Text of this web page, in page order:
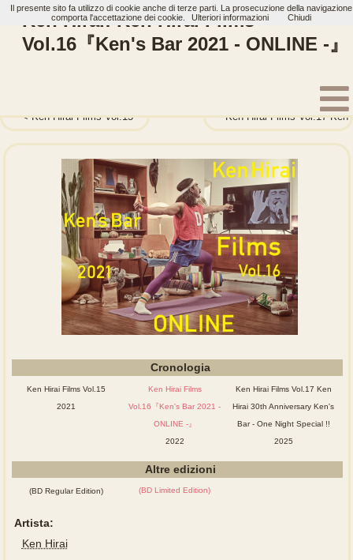
Ken Hirai: Ken Hirai Films
Vol.16『Ken's Bar 2021 - ONLINE -』
Ken Hirai Films Vol.15 Ken Hirai Films Vol.17 Ken
Cronologia
Ken Hirai Films Vol.15
2021
Ken Hirai Films
Vol.16『Ken's Bar 2021 -
ONLINE -』
2022
Ken Hirai Films Vol.17 Ken
Hirai 30th Anniversary Ken's
Bar - One Night Special !!
2025
Altre edizioni
(BD Regular Edition) (BD Limited Edition)
Artista:
Ken Hirai
Il presente sito fa utilizzo di cookie anche di terze parti. La prosecuzione della navigazione
comporta l'accettazione dei cookie.
Ulteriori informazioni Chiudi